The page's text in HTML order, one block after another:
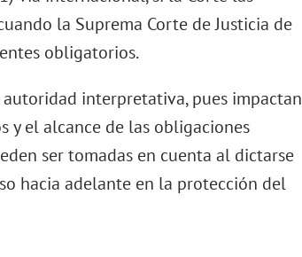
la Suprema Corte de Justicia de
obligatorios.
interpretativa, pues impactan
y el alcance de las obligaciones
ser tomadas en cuenta al dictarse
hacia adelante en la protección del